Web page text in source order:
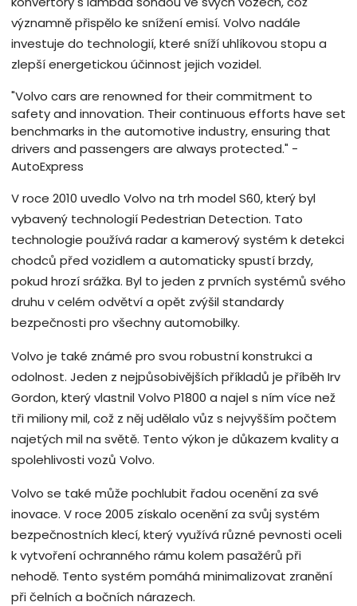
významně přispělo ke snížení emisí. Volvo nadále
investuje do technologií, které sníží uhlíkovou stopu a
zlepší energetickou účinnost jejich vozidel.
"Volvo cars are renowned for their commitment to
safety and innovation. Their continuous efforts have set
benchmarks in the automotive industry, ensuring that
drivers and passengers are always protected." -
AutoExpress
V roce 2010 uvedlo Volvo na trh model S60, který byl
vybavený technologií Pedestrian Detection. Tato
technologie používá radar a kamerový systém k detekci
chodců před vozidlem a automaticky spustí brzdy,
pokud hrozí srážka. Byl to jeden z prvních systémů svého
druhu v celém odvětví a opět zvýšil standardy
bezpečnosti pro všechny automobilky.
Volvo je také známé pro svou robustní konstrukci a
odolnost. Jeden z nejpůsobivějších příkladů je příběh Irv
Gordon, který vlastnil Volvo P1800 a najel s ním více než
tři miliony mil, což z něj udělalo vůz s nejvyšším počtem
najetých mil na světě. Tento výkon je důkazem kvality a
spolehlivosti vozů Volvo.
Volvo se také může pochlubit řadou ocenění za své
inovace. V roce 2005 získalo ocenění za svůj systém
bezpečnostních klecí, který využívá různé pevnosti oceli
k vytvoření ochranného rámu kolem pasažérů při
nehodě. Tento systém pomáhá minimalizovat zranění
při čelních a bočních nárazech.